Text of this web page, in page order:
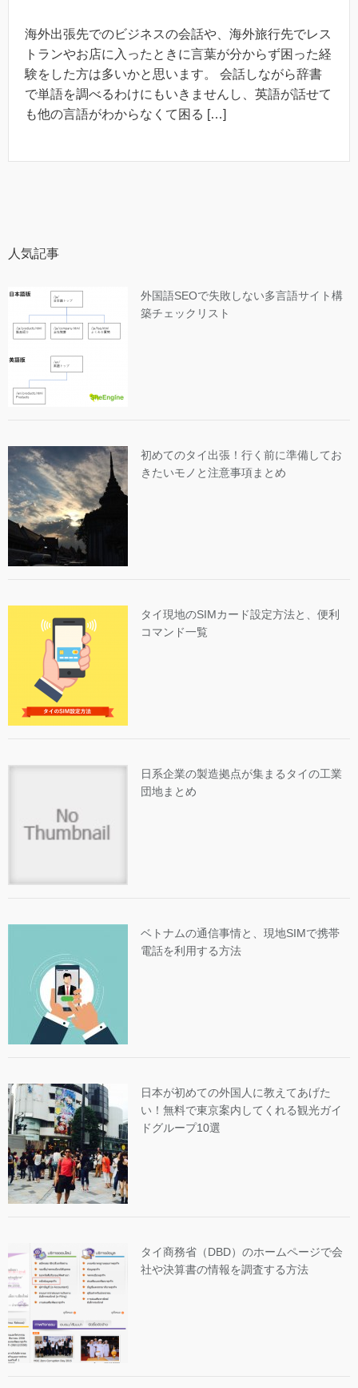
海外出張先でのビジネスの会話や、海外旅行先でレス
トランやお店に入ったときに言葉が分からず困った経
験をした方は多いかと思います。 会話しながら辞書
で単語を調べるわけにもいきませんし、英語が話せて
も他の言語がわからなくて困る […]
人気記事
外国語SEOで失敗しない多言語サイト構
築チェックリスト
初めてのタイ出張！行く前に準備してお
きたいモノと注意事項まとめ
タイ現地のSIMカード設定方法と、便利
コマンド一覧
日系企業の製造拠点が集まるタイの工業
団地まとめ
ベトナムの通信事情と、現地SIMで携帯
電話を利用する方法
日本が初めての外国人に教えてあげた
い！無料で東京案内してくれる観光ガイ
ドグループ10選
タイ商務省（DBD）のホームページで会
社や決算書の情報を調査する方法